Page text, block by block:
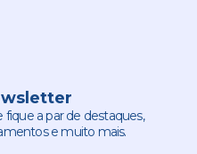
fique a par de destaques,
e muito mais.